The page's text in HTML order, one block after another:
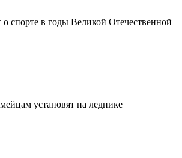
о спорте в годы Великой Отечественной
установят на леднике